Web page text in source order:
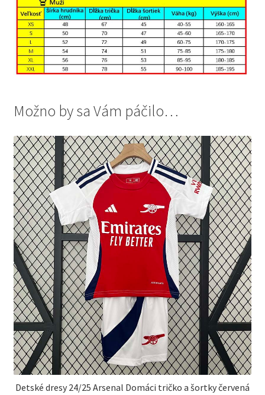
Možno by sa Vám páčilo…
Detské dresy 24/25 Arsenal Domáci tričko a šortky červená